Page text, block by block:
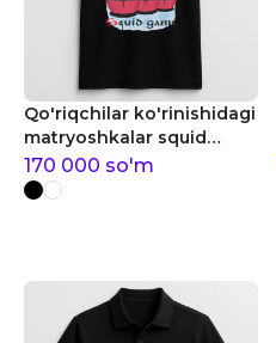
Qo'riqchilar ko'rinishidagi
matryoshkalar squid
o'yini polo
170 000 so'm